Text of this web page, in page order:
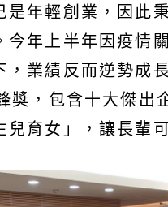
是年輕創業，因此
今年上半年因疫情
，業績反而逆勢成
獎，包含十大傑出
兒育女」，讓長輩